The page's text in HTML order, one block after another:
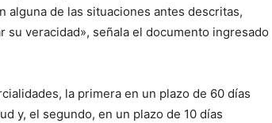
de las situaciones antes descritas,
veracidad», señala el documento ingresado
la primera en un plazo de 60 días
y, el segundo, en un plazo de 10 días